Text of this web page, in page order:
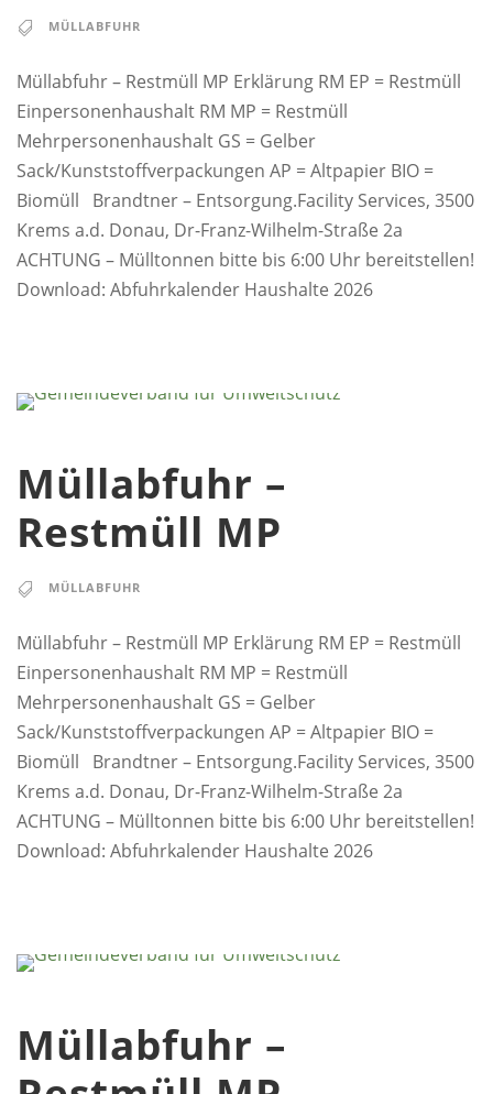
MÜLLABFUHR
Müllabfuhr – Restmüll MP Erklärung RM EP = Restmüll
Einpersonenhaushalt RM MP = Restmüll
Mehrpersonenhaushalt GS = Gelber
Sack/Kunststoffverpackungen AP = Altpapier BIO =
Biomüll Brandtner – Entsorgung.Facility Services, 3500
Krems a.d. Donau, Dr-Franz-Wilhelm-Straße 2a
ACHTUNG – Mülltonnen bitte bis 6:00 Uhr bereitstellen!
Download: Abfuhrkalender Haushalte 2026
Müllabfuhr –
Restmüll MP
MÜLLABFUHR
Müllabfuhr – Restmüll MP Erklärung RM EP = Restmüll
Einpersonenhaushalt RM MP = Restmüll
Mehrpersonenhaushalt GS = Gelber
Sack/Kunststoffverpackungen AP = Altpapier BIO =
Biomüll Brandtner – Entsorgung.Facility Services, 3500
Krems a.d. Donau, Dr-Franz-Wilhelm-Straße 2a
ACHTUNG – Mülltonnen bitte bis 6:00 Uhr bereitstellen!
Download: Abfuhrkalender Haushalte 2026
Müllabfuhr –